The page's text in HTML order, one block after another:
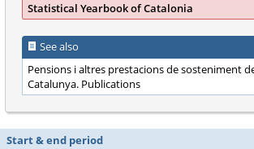
Statistical Yearbook of Catalonia
See also
Pensions i altres prestacions de sosteniment
Catalunya. Publications
Start & end period